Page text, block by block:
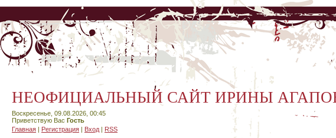
НЕОФИЦИАЛЬНЫЙ САЙТ ИРИНЫ
Воскресенье, 09.08.2026, 00:45
Приветствую Вас Гость
Главная | Регистрация | Вход | RSS